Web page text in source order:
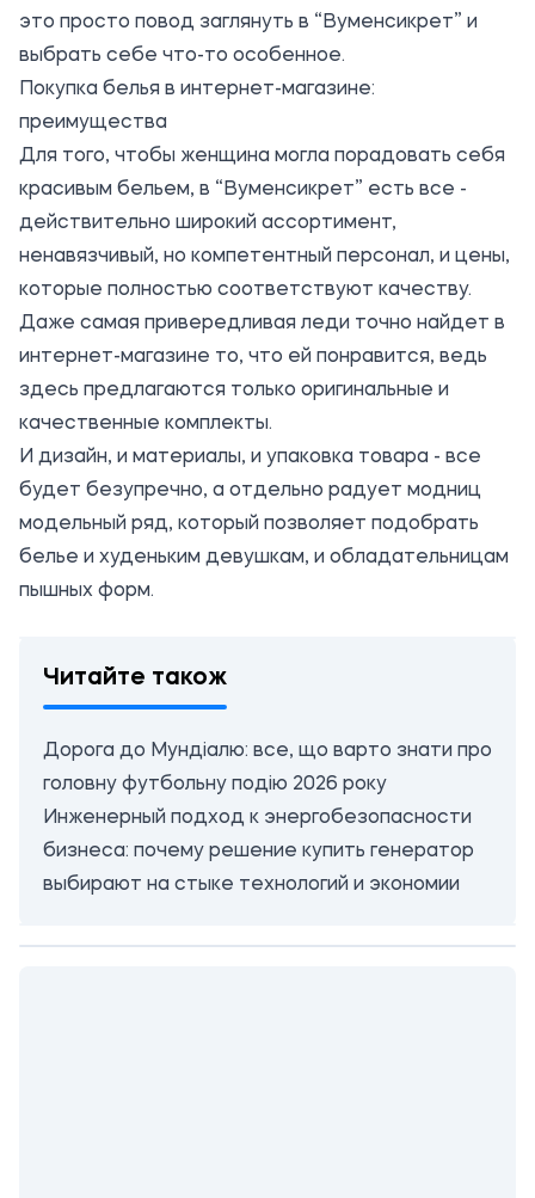
это просто повод заглянуть в “Вуменсикрет” и
выбрать себе что-то особенное.
Покупка белья в интернет-магазине:
преимущества
Для того, чтобы женщина могла порадовать себя
красивым бельем, в “Вуменсикрет” есть все -
действительно широкий ассортимент,
ненавязчивый, но компетентный персонал, и цены,
которые полностью соответствуют качеству.
Даже самая привередливая леди точно найдет в
интернет-магазине то, что ей понравится, ведь
здесь предлагаются только оригинальные и
качественные комплекты.
И дизайн, и материалы, и упаковка товара - все
будет безупречно, а отдельно радует модниц
модельный ряд, который позволяет подобрать
белье и худеньким девушкам, и обладательницам
пышных форм.
Читайте також
Дорога до Мундіалю: все, що варто знати про
головну футбольну подію 2026 року
Инженерный подход к энергобезопасности
бизнеса: почему решение купить генератор
выбирают на стыке технологий и экономии